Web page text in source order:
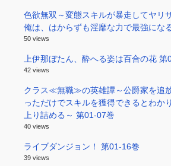
色欲無双～変態スキルが暴走してヤリ
俺は、はからずも淫靡な力で最強にな
50 views
上伊那ぼたん、酔へる姿は百合の花 第
42 views
クラス≪無職≫の英雄譚～公爵家を追
っただけでスキルを獲得できるとわか
上り詰める～ 第01-07巻
40 views
ライブダンジョン！ 第01-16巻
39 views